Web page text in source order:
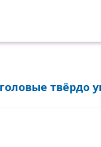
твёрдо